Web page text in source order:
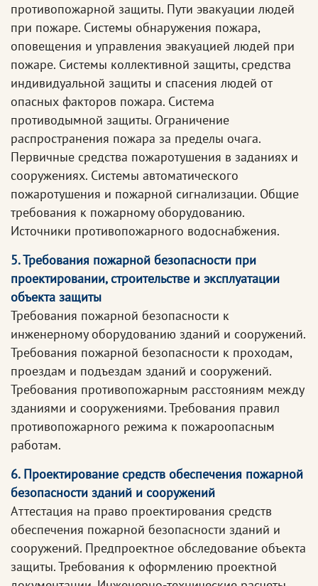
противопожарной защиты. Пути эвакуации людей
при пожаре. Системы обнаружения пожара,
оповещения и управления эвакуацией людей при
пожаре. Системы коллективной защиты, средства
индивидуальной защиты и спасения людей от
опасных факторов пожара. Система
противодымной защиты. Ограничение
распространения пожара за пределы очага.
Первичные средства пожаротушения в заданиях и
сооружениях. Системы автоматического
пожаротушения и пожарной сигнализации. Общие
требования к пожарному оборудованию.
Источники противопожарного водоснабжения.
5. Требования пожарной безопасности при
проектировании, строительстве и эксплуатации
объекта защиты
Требования пожарной безопасности к
инженерному оборудованию зданий и сооружений.
Требования пожарной безопасности к проходам,
проездам и подъездам зданий и сооружений.
Требования противопожарным расстояниям между
зданиями и сооружениями. Требования правил
противопожарного режима к пожароопасным
работам.
6. Проектирование средств обеспечения пожарной
безопасности зданий и сооружений
Аттестация на право проектирования средств
обеспечения пожарной безопасности зданий и
сооружений. Предпроектное обследование объекта
защиты. Требования к оформлению проектной